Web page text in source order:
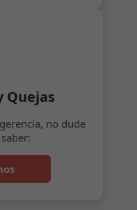
Quejas
no dude